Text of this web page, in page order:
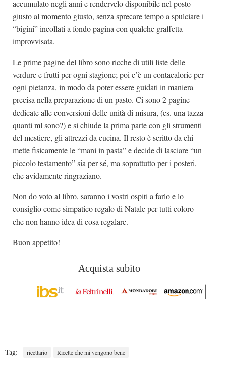
accumulato negli anni e rendervelo disponibile nel posto
giusto al momento giusto, senza sprecare tempo a spulciare i
“bigini” incollati a fondo pagina con qualche graffetta
improvvisata.
Le prime pagine del libro sono ricche di utili liste delle
verdure e frutti per ogni stagione; poi c’è un contacalorie per
ogni pietanza, in modo da poter essere guidati in maniera
precisa nella preparazione di un pasto. Ci sono 2 pagine
dedicate alle conversioni delle unità di misura, (es. una tazza
quanti ml sono?) e si chiude la prima parte con gli strumenti
del mestiere, gli attrezzi da cucina. Il resto è scritto da chi
mette fisicamente le “mani in pasta” e decide di lasciare “un
piccolo testamento” sia per sé, ma soprattutto per i posteri,
che avidamente ringraziano.
Non do voto al libro, saranno i vostri ospiti a farlo e lo
consiglio come simpatico regalo di Natale per tutti coloro
che non hanno idea di cosa regalare.
Buon appetito!
Acquista subito
Tag: ricettario Ricette che mi vengono bene